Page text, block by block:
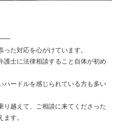
た対応を心がけています。
護士に法律相談すること自体が初め
ハードルを感じられている方も多い
り越えて、ご相談に来てくださった
す。